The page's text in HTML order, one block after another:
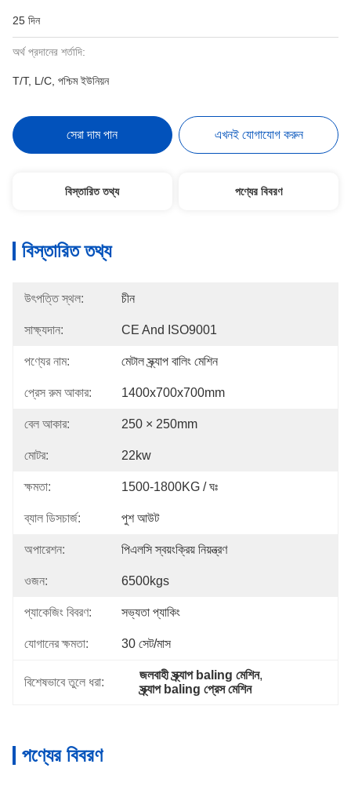
25 দিন
অর্থ প্রদানের শর্তাদি:
T/T, L/C, পশ্চিম ইউনিয়ন
সেরা দাম পান এখনই যোগাযোগ করুন
বিস্তারিত তথ্য পণ্যের বিবরণ
বিস্তারিত তথ্য
উৎপত্তি স্থল: চীন
সাক্ষ্যদান: CE And ISO9001
পণ্যের নাম: মেটাল স্ক্র্যাপ বালিং মেশিন
প্রেস রুম আকার: 1400x700x700mm
বেল আকার: 250 × 250mm
মোটর: 22kw
ক্ষমতা: 1500-1800KG / ঘঃ
ব্যাল ডিসচার্জ: পুশ আউট
অপারেশন: পিএলসি স্বয়ংক্রিয় নিয়ন্ত্রণ
ওজন: 6500kgs
প্যাকেজিং বিবরণ: সভ্যতা প্যাকিং
যোগানের ক্ষমতা: 30 সেট/মাস
বিশেষভাবে তুলে ধরা:
জলবাহী স্ক্র্যাপ baling মেশিন,
স্ক্র্যাপ baling প্রেস মেশিন
পণ্যের বিবরণ